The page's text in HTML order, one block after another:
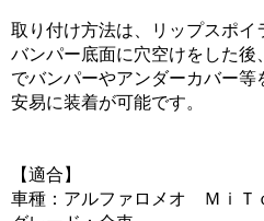
取り付け方法は、リップスポイ
バンパー底面に穴空けをした
でバンパーやアンダーカバー
安易に装着が可能です。
【適合】
車種：アルファロメオ Ｍｉ